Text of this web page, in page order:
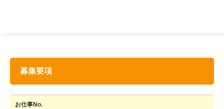
募集要項
お仕事No.